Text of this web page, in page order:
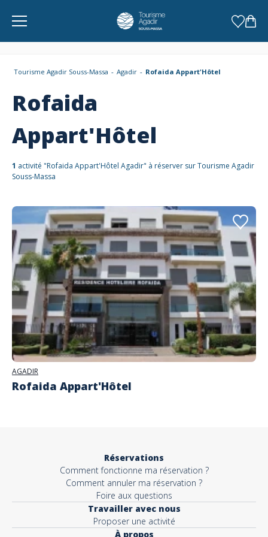
Tourisme Agadir Souss-Massa Agadir Rofaida Appart'Hôtel
Rofaida
Appart'Hôtel
1 activité "Rofaida Appart'Hôtel Agadir" à réserver sur Tourisme Agadir
Souss-Massa
AGADIR
Rofaida Appart'Hôtel
Réservations
Comment fonctionne ma réservation ?
Comment annuler ma réservation ?
Foire aux questions
Travailler avec nous
Proposer une activité
À propos